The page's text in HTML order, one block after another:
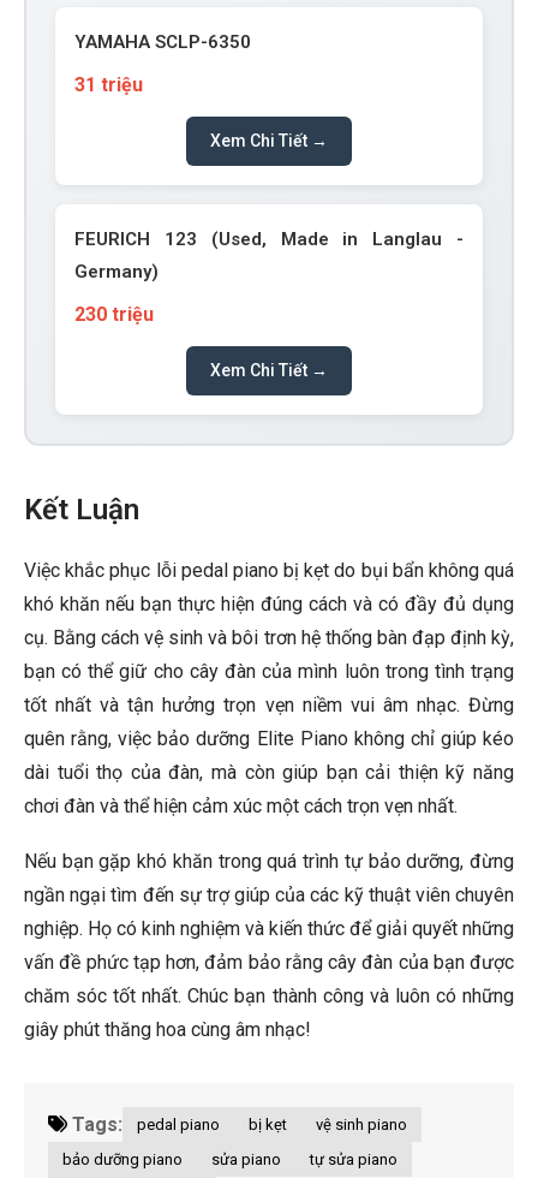
YAMAHA SCLP-6350
31 triệu
Xem Chi Tiết →
FEURICH 123 (Used, Made in Langlau -
Germany)
230 triệu
Xem Chi Tiết →
Kết Luận
Việc khắc phục lỗi pedal piano bị kẹt do bụi bẩn không quá
khó khăn nếu bạn thực hiện đúng cách và có đầy đủ dụng
cụ. Bằng cách vệ sinh và bôi trơn hệ thống bàn đạp định kỳ,
bạn có thể giữ cho cây đàn của mình luôn trong tình trạng
tốt nhất và tận hưởng trọn vẹn niềm vui âm nhạc. Đừng
quên rằng, việc bảo dưỡng Elite Piano không chỉ giúp kéo
dài tuổi thọ của đàn, mà còn giúp bạn cải thiện kỹ năng
chơi đàn và thể hiện cảm xúc một cách trọn vẹn nhất.
Nếu bạn gặp khó khăn trong quá trình tự bảo dưỡng, đừng
ngần ngại tìm đến sự trợ giúp của các kỹ thuật viên chuyên
nghiệp. Họ có kinh nghiệm và kiến thức để giải quyết những
vấn đề phức tạp hơn, đảm bảo rằng cây đàn của bạn được
chăm sóc tốt nhất. Chúc bạn thành công và luôn có những
giây phút thăng hoa cùng âm nhạc!
Tags: pedal piano bị kẹt
vệ sinh piano
bảo dưỡng piano
sửa piano tự sửa piano